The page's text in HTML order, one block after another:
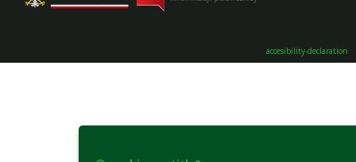
accesibility-declaration